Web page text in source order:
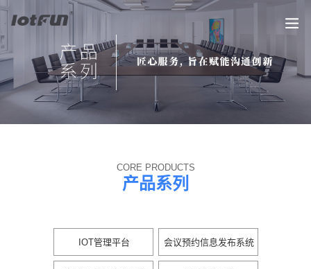
CORE PRODUCTS
产品系列
IOT管理平台 会议预约信息发布系统